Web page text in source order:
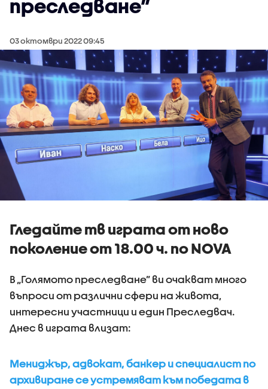
преследване”
03 октомври 2022 09:45
Гледайте тв играта от ново
поколение от 18.00 ч. по NOVA
В „Голямото преследване” ви очакват много
въпроси от различни сфери на живота,
интересни участници и един Преследвач.
Днес в играта влизат:
Мениджър, адвокат, банкер и специалист по
архивиране се устремяват към победата в